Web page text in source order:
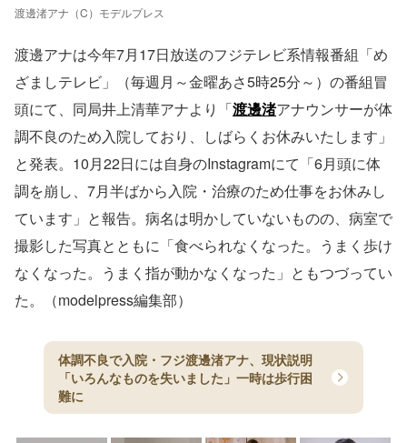
渡邊渚アナ（C）モデルプレス
渡邊アナは今年7月17日放送のフジテレビ系情報番組「め
ざましテレビ」（毎週月～金曜あさ5時25分～）の番組冒
頭にて、同局井上清華アナより「渡邊渚アナウンサーが体
調不良のため入院しており、しばらくお休みいたします」
と発表。10月22日には自身のInstagramにて「6月頭に体
調を崩し、7月半ばから入院・治療のため仕事をお休みし
ています」と報告。病名は明かしていないものの、病室で
撮影した写真とともに「食べられなくなった。うまく歩け
なくなった。うまく指が動かなくなった」ともつづってい
た。（modelpress編集部）
体調不良で入院・フジ渡邊渚アナ、現状説明
「いろんなものを失いました」一時は歩行困
難に